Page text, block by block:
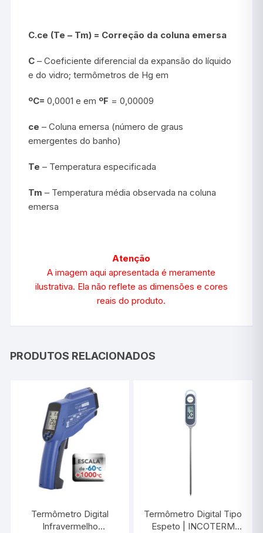
C.ce (Te – Tm) = Correção da coluna emersa
C – Coeficiente diferencial da expansão do líquido
e do vidro; termômetros de Hg em
ºC= 0,0001 e em ºF = 0,00009
ce – Coluna emersa (número de graus
emergentes do banho)
Te – Temperatura especificada
Tm – Temperatura média observada na coluna
emersa
Atenção
A imagem aqui apresentada é meramente
ilustrativa. Ela não reflete as dimensões e cores
reais do produto.
PRODUTOS RELACIONADOS
Termômetro Digital
Infravermelho
Termômetro Digital Tipo
Espeto | INCOTERM